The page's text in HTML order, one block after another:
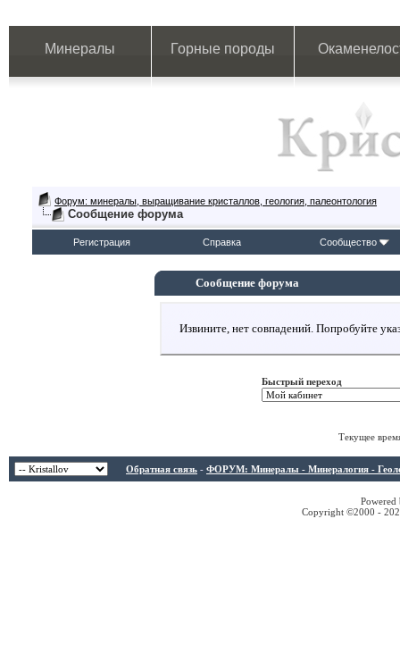
Минералы Горные породы
Форум: минералы, выращивание кристаллов, геология, палеонтология
Сообщение форума
Регистрация Справка Сообщество
Сообщение форума
Извините, нет совпадений. Попробуйте
Быстрый переход
Текущее
Обратная связь - ФОРУМ: Минералы - Минералогия -
Copyright ©2000 -